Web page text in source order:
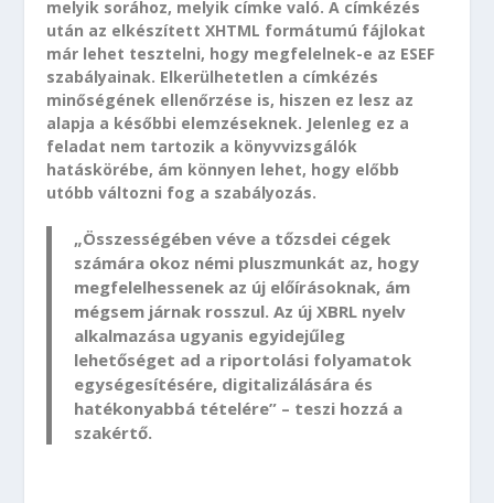
melyik sorához, melyik címke való. A címkézés
után az elkészített XHTML formátumú fájlokat
már lehet tesztelni, hogy megfelelnek-e az ESEF
szabályainak. Elkerülhetetlen a címkézés
minőségének ellenőrzése is, hiszen ez lesz az
alapja a későbbi elemzéseknek. Jelenleg ez a
feladat nem tartozik a könyvvizsgálók
hatáskörébe, ám könnyen lehet, hogy előbb
utóbb változni fog a szabályozás.
„Összességében véve a tőzsdei cégek
számára okoz némi pluszmunkát az, hogy
megfelelhessenek az új előírásoknak, ám
mégsem járnak rosszul. Az új XBRL nyelv
alkalmazása ugyanis egyidejűleg
lehetőséget ad a riportolási folyamatok
egységesítésére, digitalizálására és
hatékonyabbá tételére” – teszi hozzá a
szakértő.